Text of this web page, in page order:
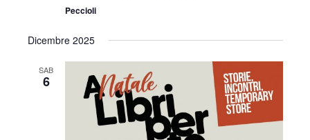
Peccioli
Dicembre 2025
SAB
6